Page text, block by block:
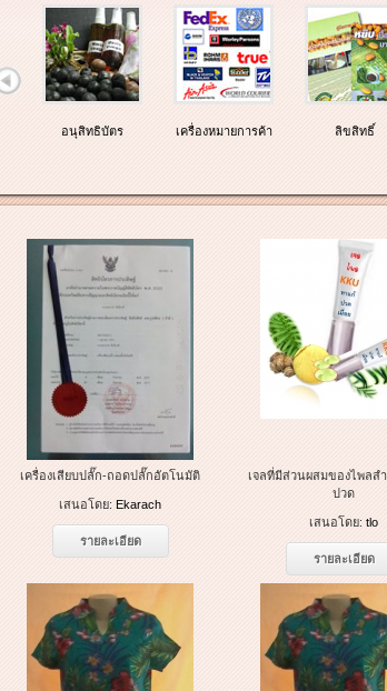
อนุสิทธิบัตร เครื่องหมายการค้า ลิขสิทธิ์
เครื่องเสียบปลั๊ก-ถอดปลั๊กอัตโนมัติ
เสนอโดย: Ekarach
รายละเอียด
เจลที่มีส่วนผสมของไพลส
ปวด
เสนอโดย: tlo
รายละเอียด